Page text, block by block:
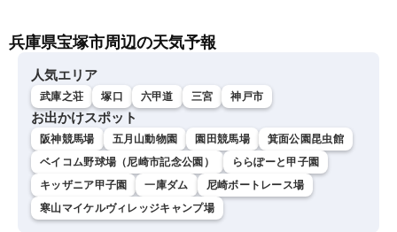
ーン・駒木結衣／内藤邦
兵庫県宝塚市周辺の天気予報
人気エリア
武庫之荘 塚口 六甲道 三宮 神戸市
お出かけスポット
阪神競馬場 五月山動物園 園田競馬場
箕面公園昆虫館
ベイコム野球場（尼崎市記念公園）
ららぽーと甲子園
キッザニア甲子園
一庫ダム
尼崎ボートレース場
寒山マイケルヴィレッジキャンプ場